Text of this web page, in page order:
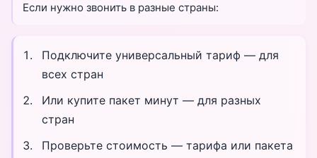
Если нужно звонить в разные страны:
Подключите универсальный тариф — для
всех стран
Или купите пакет минут — для разных
стран
Проверьте стоимость — тарифа или пакета